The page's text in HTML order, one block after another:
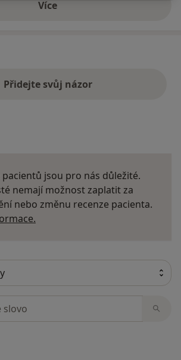
Víceo adrese
Přidejte svůj názor
pacientů jsou pro nás důležité.
nemají možnost zaplatit za
nebo změnu recenze pacienta.